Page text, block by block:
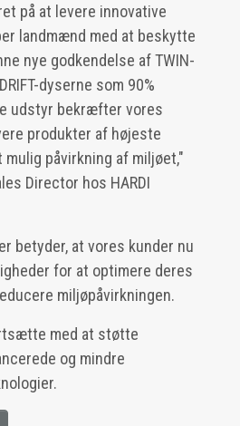
på at levere innovative
landmænd med at beskytte
nye godkendelse af TWIN-
dyserne som 90%
udstyr bekræfter vores
produkter af højeste
påvirkning af miljøet,"
Director hos HARDI
betyder, at vores kunder nu
for at optimere deres
miljøpåvirkningen.
med at støtte
og mindre